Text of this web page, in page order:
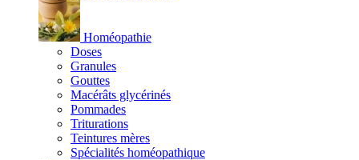
Homéopathie
Doses
Granules
Gouttes
Macérâts glycérinés
Pommades
Triturations
Teintures mères
Spécialités homéopathique